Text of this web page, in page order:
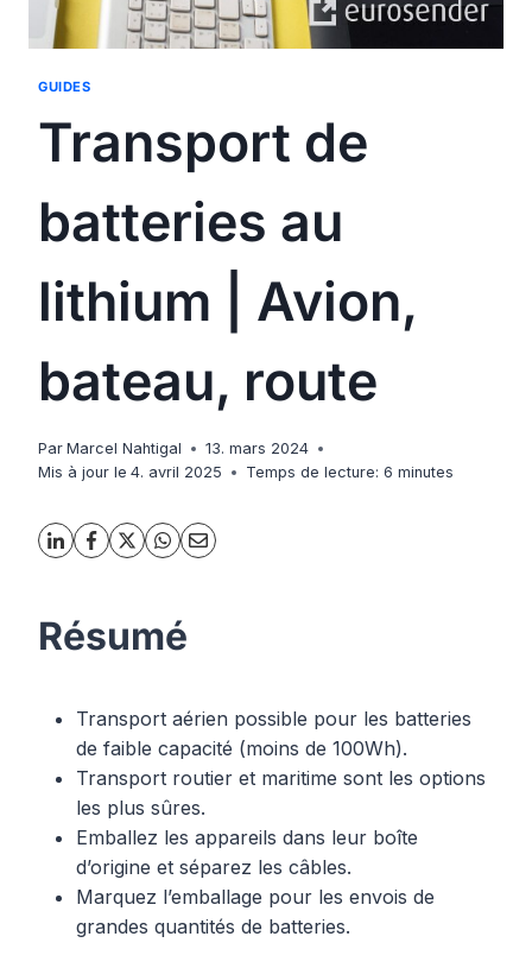
GUIDES
Transport de
batteries au
lithium | Avion,
bateau, route
Par Marcel Nahtigal
13. mars 2024
Mis à jour le 4. avril 2025 Temps de lecture: 6minutes
Résumé
Transport aérien possible pour les batteries
de faible capacité (moins de 100Wh).
Transport routier et maritime sont les options
les plus sûres.
Emballez les appareils dans leur boîte
d’origine et séparez les câbles.
Marquez l’emballage pour les envois de
grandes quantités de batteries.